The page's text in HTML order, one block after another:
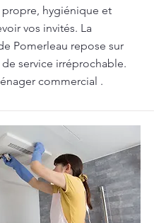
propre, hygiénique et
vos invités. La
Pomerleau repose sur
service irréprochable.
commercial .